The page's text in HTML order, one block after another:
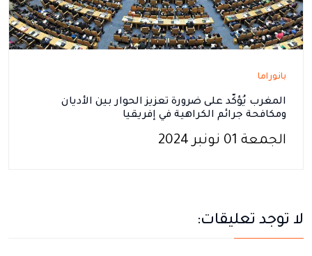
بانوراما
المغرب يُؤكّد على ضرورة تعزيز الحوار بين الأديان
ومكافحة جرائم الكراهية في إفريقيا
الجمعة 01 نونبر 2024
لا توجد تعليقات: